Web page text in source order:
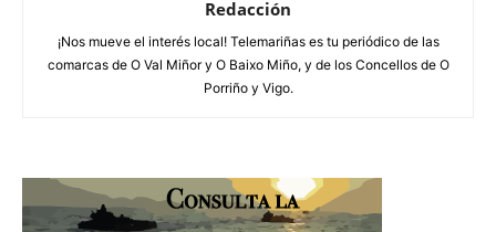
Redacción
¡Nos mueve el interés local! Telemariñas es tu periódico de las
comarcas de O Val Miñor y O Baixo Miño, y de los Concellos de O
Porriño y Vigo.